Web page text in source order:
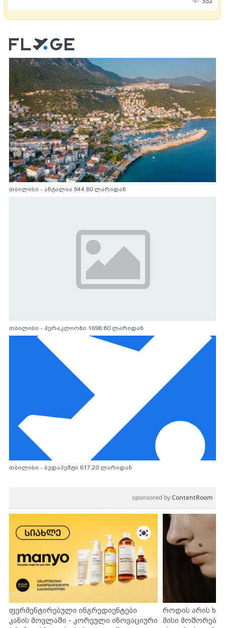
თბილისი - ანტალია 944.80 ლარიდან
თბილისი - ჰერაკლიონი 1698.80 ლარიდან
თბილისი - ბუდაპეშტი 617.20 ლარიდან
sponsored byContentRoom
ფერმენტირებული ინგრედიენტები
კანის მოვლაში - კორეული ინოვაციური
როდის არის
მისი